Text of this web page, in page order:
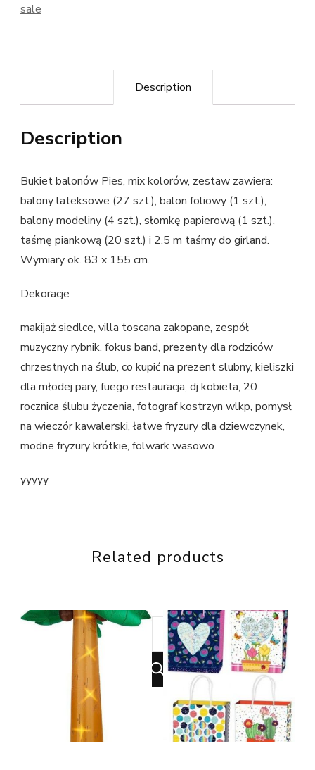
sale
Description
Description
Bukiet balonów Pies, mix kolorów, zestaw zawiera:
balony lateksowe (27 szt.), balon foliowy (1 szt.),
balony modeliny (4 szt.), słomkę papierową (1 szt.),
taśmę piankową (20 szt.) i 2.5 m taśmy do girland.
Wymiary ok. 83 x 155 cm.
Dekoracje
makijaż siedlce, villa toscana zakopane, zespół
muzyczny rybnik, fokus band, prezenty dla rodziców
chrzestnych na ślub, co kupić na prezent slubny, kieliszki
dla młodej pary, fuego restauracja, dj kobieta, 20
rocznica ślubu życzenia, fotograf kostrzyn wlkp, pomysł
na wieczór kawalerski, łatwe fryzury dla dziewczynek,
modne fryzury krótkie, folwark wasowo
yyyyy
Related products
Looking
for
Something?